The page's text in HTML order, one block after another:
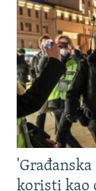
koristi kao